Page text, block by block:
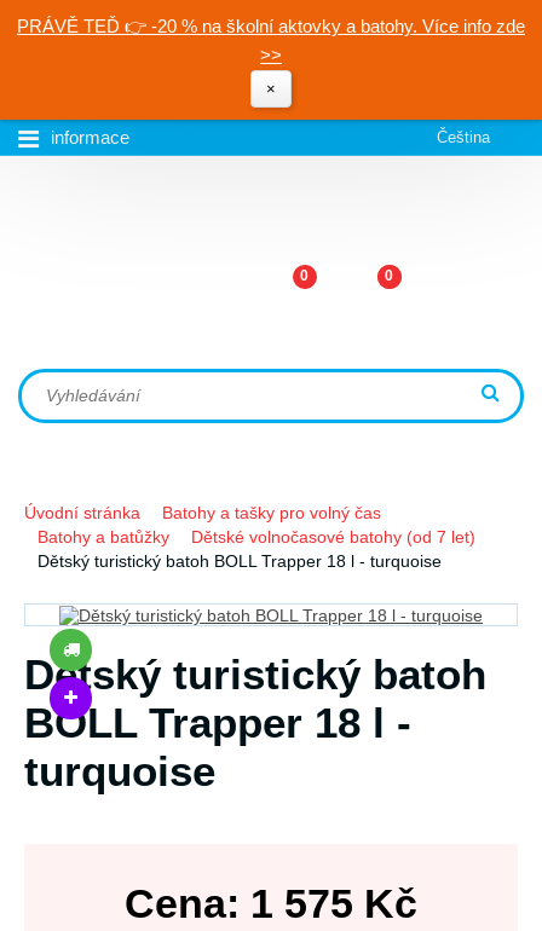
PRÁVĚ TEĎ 👉 -20 % na školní aktovky a batohy. Více info zde
>>
×
informace Čeština
0 0
Úvodní stránka
Batohy a tašky pro volný čas
Batohy a batůžky
Dětské volnočasové batohy (od 7 let)
Dětský turistický batoh BOLL Trapper 18 l - turquoise
Dětský turistický batoh
BOLL Trapper 18 l -
turquoise
Cena: 1 575 Kč